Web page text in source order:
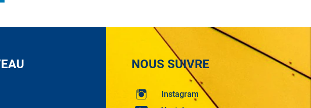
NOUS SUIVRE
Instagram